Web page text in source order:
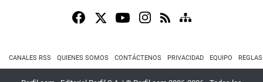
CANALES RSS QUIENES SOMOS CONTÁCTENOS PRIVACIDAD EQUIPO